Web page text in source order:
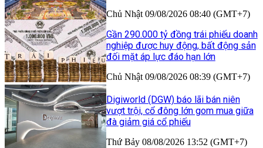
Chủ Nhật 09/08/2026 08:40 (GMT+7)
Gần 290.000 tỷ đồng trái phiếu doanh
nghiệp được huy động, bất động sản
đối mặt áp lực đáo hạn lớn
Chủ Nhật 09/08/2026 08:39 (GMT+7)
Digiworld (DGW) báo lãi bán niên
vượt trội, cổ đông lớn gom mua giữa
đà giảm giá cổ phiếu
Thứ Bảy 08/08/2026 13:52 (GMT+7)